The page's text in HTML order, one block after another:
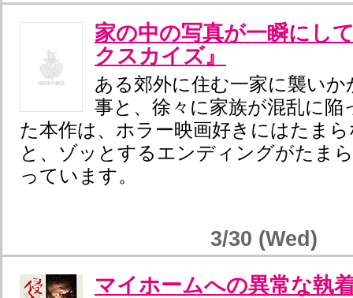
家の中の写真が一瞬にし
クスカイズ』
ある郊外に住む一家に襲いか
事と、徐々に家族が混乱に陥
た本作は、ホラー映画好きにはたま
と、ゾッとするエンディングがたま
っています。
3/30 (Wed)
マイホームへの異常な執